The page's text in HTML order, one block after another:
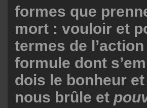
formes que
mort : vouloir et
termes de
formule dont
dois le bonheur
nous brûle et